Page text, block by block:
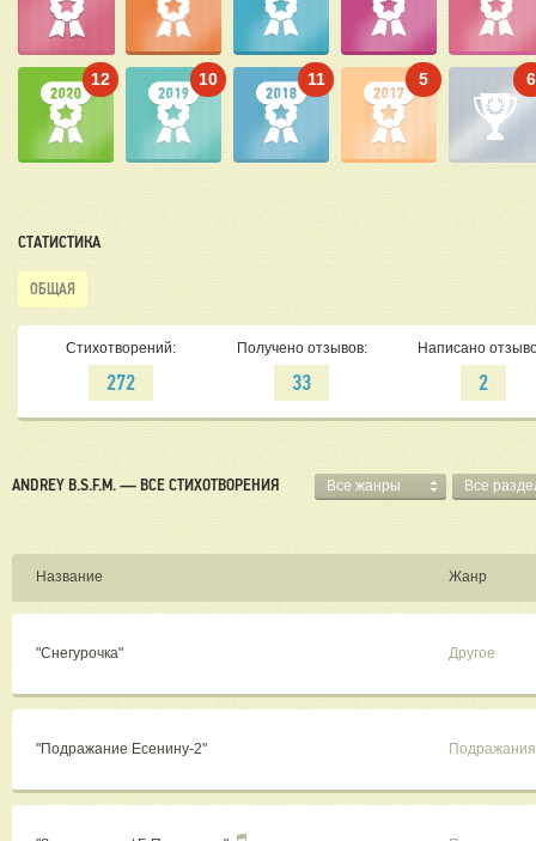
12 10 11 5 6
СТАТИСТИКА
ОБЩАЯ
Стихотворений:
272
Получено отзывов:
33
Написано
2
ANDREY B.S.F.M. — ВСЕ СТИХОТВОРЕНИЯ Все жанры Все
Название Жанр
"Снегурочка" Другое
"Подражание Есенину-2" Подражания